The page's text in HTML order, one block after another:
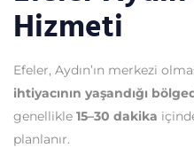
Hizmeti
Efeler, Aydın’ın merkezi
ihtiyacının yaşandığı
genellikle 15–30 dakika
planlanır.